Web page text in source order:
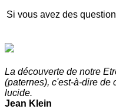
Si vous avez des
La découverte de notre
(paternes), c'est-à-dire de
lucide.
Jean Klein